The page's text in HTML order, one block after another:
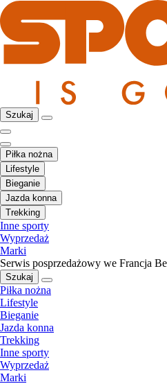
Szukaj
Piłka nożna
Lifestyle
Bieganie
Jazda konna
Trekking
Inne sporty
Wyprzedaż
Marki
Serwis posprzedażowy we Francja
Szukaj
Piłka nożna
Lifestyle
Bieganie
Jazda konna
Trekking
Inne sporty
Wyprzedaż
Marki